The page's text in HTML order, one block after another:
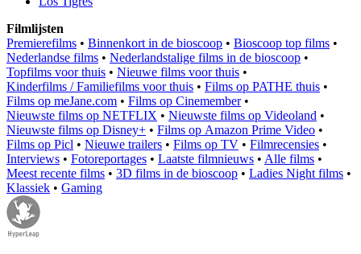
Filmlijsten
Premierefilms • Binnenkort in de bioscoop • Bioscoop top films •
Nederlandse films • Nederlandstalige films in de bioscoop •
Topfilms voor thuis • Nieuwe films voor thuis •
Kinderfilms / Familiefilms voor thuis • Films op PATHE thuis •
Films op meJane.com • Films op Cinemember•
Nieuwste films op NETFLIX • Nieuwste films op Videoland •
Nieuwste films op Disney+ • Films op Amazon Prime Video •
Films op Picl • Nieuwe trailers • Films op TV • Filmrecensies •
Interviews • Fotoreportages • Laatste filmnieuws • Alle films •
Meest recente films • 3D films in de bioscoop • Ladies Night films •
Klassiek • Gaming